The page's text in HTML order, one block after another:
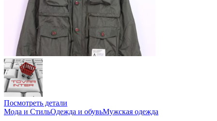
Посмотреть детали
Мода и СтильОдежда и обувьМужская одежда